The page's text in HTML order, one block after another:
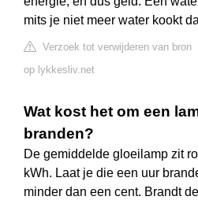
mits je niet meer water kookt
Verzoek tot verwijderen van bron
op lykkesliv.net
Wat kost het om een
branden?
De gemiddelde gloeilamp zit
kWh. Laat je die een uur
minder dan een cent. Brandt